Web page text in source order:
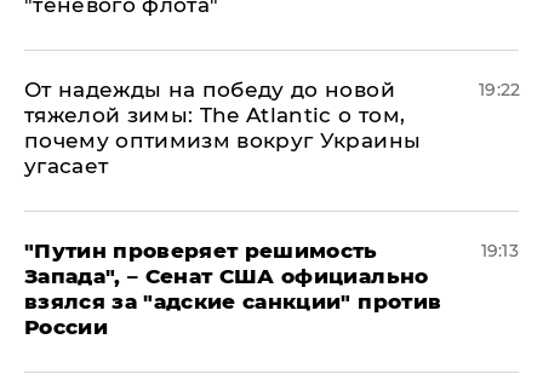
"теневого флота"
От надежды на победу до новой
тяжелой зимы: The Atlantic о том,
почему оптимизм вокруг Украины
угасает
19:22
"Путин проверяет решимость
Запада", – Сенат США официально
взялся за "адские санкции" против
России
19:13